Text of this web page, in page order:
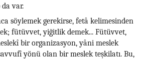
var.
söylemek gerekirse, fetâ kelimesinden
fütüvvet, yiğitlik demek... Fütüvvet,
bir organizasyon, yâni meslek
yönü olan bir meslek teşkilatı. Bu,